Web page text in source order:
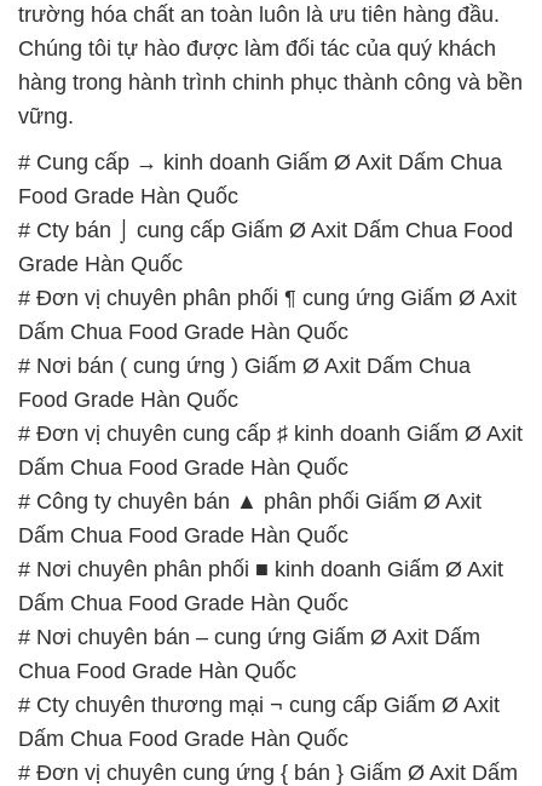
trường hóa chất an toàn luôn là ưu tiên hàng đầu.
Chúng tôi tự hào được làm đối tác của quý khách
hàng trong hành trình chinh phục thành công và bền
vững.
# Cung cấp → kinh doanh Giấm Ø Axit Dấm Chua
Food Grade Hàn Quốc
# Cty bán ⌡ cung cấp Giấm Ø Axit Dấm Chua Food
Grade Hàn Quốc
# Đơn vị chuyên phân phối ¶ cung ứng Giấm Ø Axit
Dấm Chua Food Grade Hàn Quốc
# Nơi bán ( cung ứng ) Giấm Ø Axit Dấm Chua
Food Grade Hàn Quốc
# Đơn vị chuyên cung cấp ♯ kinh doanh Giấm Ø Axit
Dấm Chua Food Grade Hàn Quốc
# Công ty chuyên bán ▲ phân phối Giấm Ø Axit
Dấm Chua Food Grade Hàn Quốc
# Nơi chuyên phân phối ■ kinh doanh Giấm Ø Axit
Dấm Chua Food Grade Hàn Quốc
# Nơi chuyên bán – cung ứng Giấm Ø Axit Dấm
Chua Food Grade Hàn Quốc
# Cty chuyên thương mại ¬ cung cấp Giấm Ø Axit
Dấm Chua Food Grade Hàn Quốc
# Đơn vị chuyên cung ứng { bán } Giấm Ø Axit Dấm